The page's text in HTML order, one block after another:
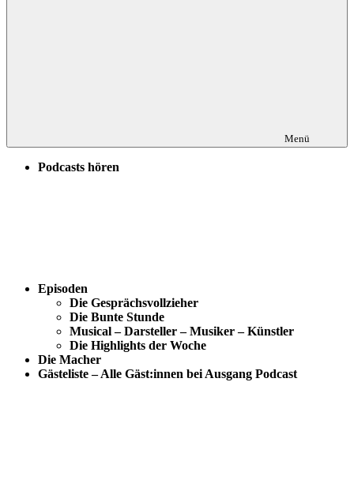
Menü
Podcasts hören
Episoden
Die Gesprächsvollzieher
Die Bunte Stunde
Musical – Darsteller – Musiker – Künstler
Die Highlights der Woche
Die Macher
Gästeliste – Alle Gäst:innen bei Ausgang Podcast